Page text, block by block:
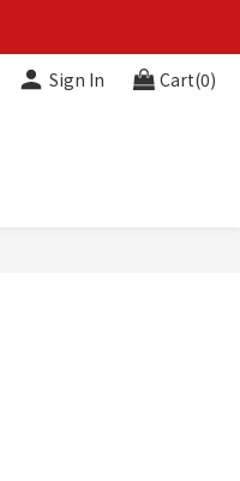
Sign In Cart(0)